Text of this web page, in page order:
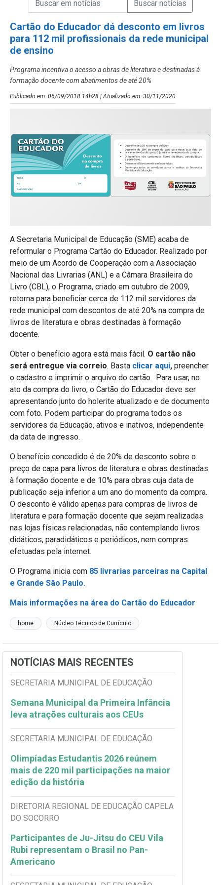
Cartão do Educador dá desconto em livros
para 112 mil profissionais da rede municipal
de ensino
Programa incentiva o acesso a obras de literatura e destinadas à
formação docente com abatimentos de até 20%
Publicado em: 06/09/2018 14h28 | Atualizado em: 30/11/2020
A Secretaria Municipal de Educação (SME) acaba de
reformular o Programa Cartão do Educador. Realizado por
meio de um Acordo de Cooperação com a Associação
Nacional das Livrarias (ANL) e a Câmara Brasileira do
Livro (CBL), o Programa, criado em outubro de 2009,
retorna para beneficiar cerca de 112 mil servidores da
rede municipal com descontos de até 20% na compra de
livros de literatura e obras destinadas à formação
docente.
Obter o benefício agora está mais fácil. O cartão não
será entregue via correio. Basta clicar aqui, preencher
o cadastro e imprimir o arquivo do cartão. Para usar, no
ato da compra do livro, o Cartão do Educador deve ser
apresentando junto do holerite atualizado e de documento
com foto. Podem participar do programa todos os
servidores da Educação, ativos e inativos, independente
da data de ingresso.
O benefício concedido é de 20% de desconto sobre o
preço de capa para livros de literatura e obras destinadas
à formação docente e de 10% para obras cuja data de
publicação seja inferior a um ano do momento da compra.
O desconto é válido apenas para compras de livros de
literatura e para formação docente que sejam realizadas
nas lojas físicas relacionadas, não contemplando livros
didáticos, paradidáticos e periódicos, nem compras
efetuadas pela internet.
O Programa inicia com 85 livrarias parceiras na Capital
e Grande São Paulo.
Mais informações na área do Cartão do Educador
home Núcleo Técnico de Currículo
NOTÍCIAS MAIS RECENTES
SECRETARIA MUNICIPAL DE EDUCAÇÃO
Semana Municipal da Primeira Infância
leva atrações culturais aos CEUs
SECRETARIA MUNICIPAL DE EDUCAÇÃO
Olimpíadas Estudantis 2026 reúnem
mais de 220 mil participações na maior
edição da história
DIRETORIA REGIONAL DE EDUCAÇÃO CAPELA
DO SOCORRO
Participantes de Ju-Jitsu do CEU Vila
Rubi representam o Brasil no Pan-
Americano